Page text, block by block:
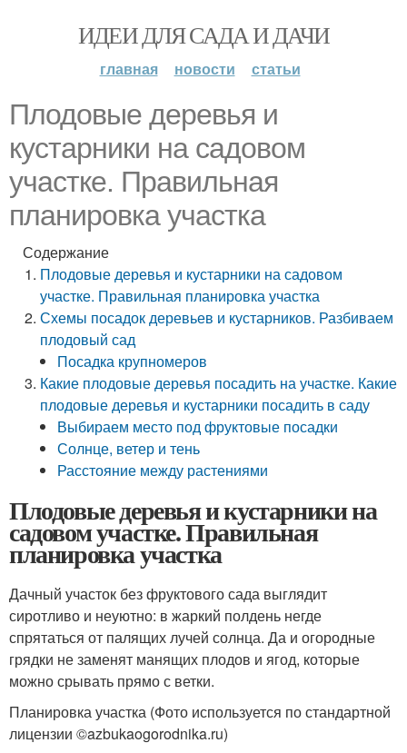
ИДЕИ ДЛЯ САДА И ДАЧИ
главная новости статьи
Плодовые деревья и
кустарники на садовом
участке. Правильная
планировка участка
Содержание
Плодовые деревья и кустарники на садовом
участке. Правильная планировка участка
Схемы посадок деревьев и кустарников. Разбиваем
плодовый сад
Посадка крупномеров
Какие плодовые деревья посадить на участке. Какие
плодовые деревья и кустарники посадить в саду
Выбираем место под фруктовые посадки
Солнце, ветер и тень
Расстояние между растениями
Плодовые деревья и кустарники на
садовом участке. Правильная
планировка участка
Дачный участок без фруктового сада выглядит
сиротливо и неуютно: в жаркий полдень негде
спрятаться от палящих лучей солнца. Да и огородные
грядки не заменят манящих плодов и ягод, которые
можно срывать прямо с ветки.
Планировка участка (Фото используется по стандартной
лицензии ©azbukaogorodnika.ru)